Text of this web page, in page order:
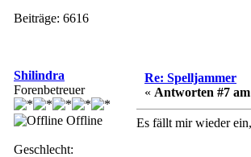
Beiträge: 6616
Shilindra
Forenbetreuer
Offline
Geschlecht:
Re: Spelljammer
« Antworten #7
Es fällt mir wieder